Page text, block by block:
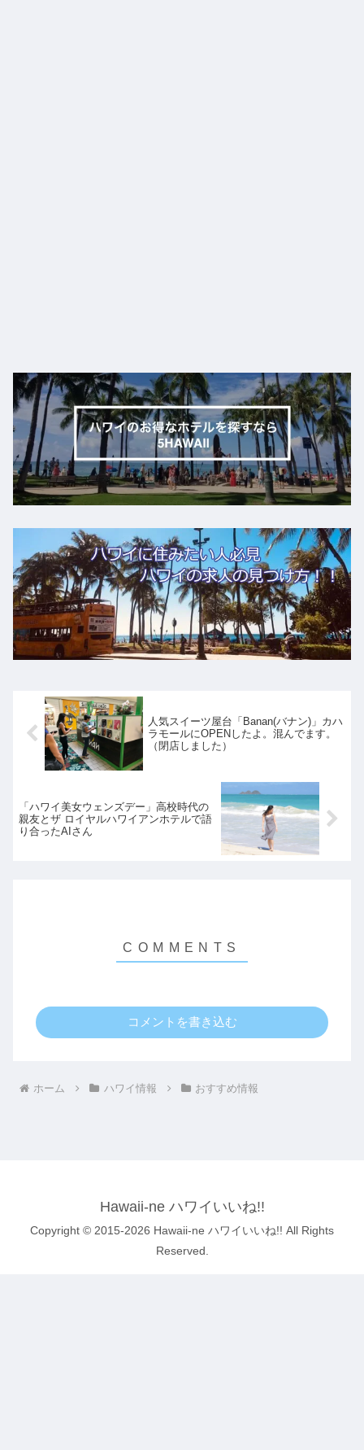
人気スイーツ屋台「Banan(バナン)」カハ
ラモールにOPENしたよ。混んでます。
（閉店しました）
「ハワイ美女ウェンズデー」高校時代の
親友とザ ロイヤルハワイアンホテルで語
り合ったAIさん
コメントを書き込む
ホーム ハワイ情報 おすすめ情報
Hawaii-ne ハワイいいね!!
Copyright © 2015-2026 Hawaii-ne ハワイいいね!! All Rights
Reserved.